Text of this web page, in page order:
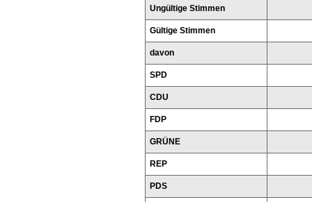
Ungültige Stimmen
Gültige Stimmen
davon
SPD
CDU
FDP
GRÜNE
REP
PDS